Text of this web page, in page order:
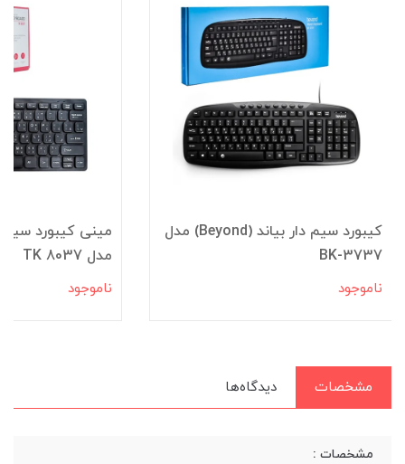
کیبورد سیم دار بیاند (Beyond) مدل
BK-3737
ناموجود
مدل TK 8037
ناموجود
مشخصات دیدگاه‌ها
مشخصات :